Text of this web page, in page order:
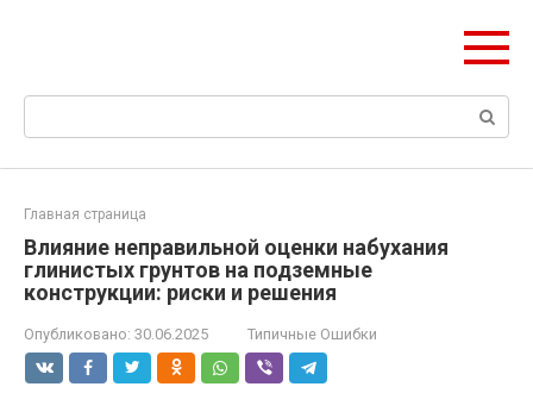
Поиск:
Главная страница
Влияние неправильной оценки набухания
глинистых грунтов на подземные
конструкции: риски и решения
Опубликовано: 30.06.2025 Типичные Ошибки